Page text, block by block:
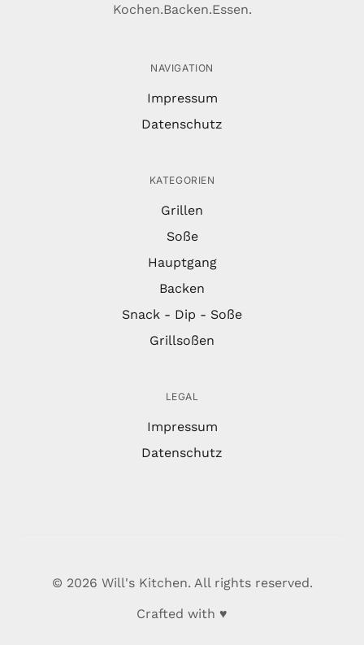
Kochen.Backen.Essen.
NAVIGATION
Impressum
Datenschutz
KATEGORIEN
Grillen
Soße
Hauptgang
Backen
Snack - Dip - Soße
Grillsoßen
LEGAL
Impressum
Datenschutz
© 2026 Will's Kitchen. All rights reserved.
Crafted with ♥